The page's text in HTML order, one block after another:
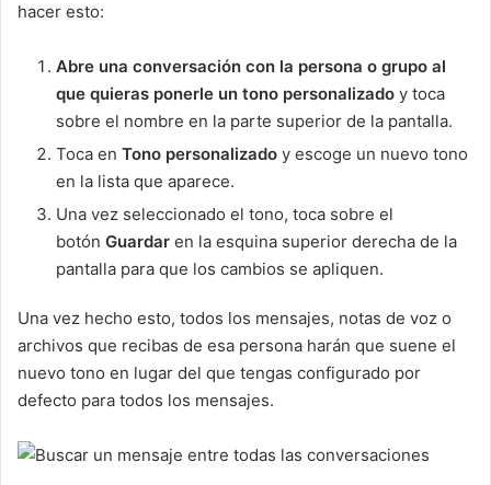
hacer esto:
Abre una conversación con la persona o grupo al
que quieras ponerle un tono personalizado y toca
sobre el nombre en la parte superior de la pantalla.
Toca en Tono personalizado y escoge un nuevo tono
en la lista que aparece.
Una vez seleccionado el tono, toca sobre el
botón Guardar en la esquina superior derecha de la
pantalla para que los cambios se apliquen.
Una vez hecho esto, todos los mensajes, notas de voz o
archivos que recibas de esa persona harán que suene el
nuevo tono en lugar del que tengas configurado por
defecto para todos los mensajes.